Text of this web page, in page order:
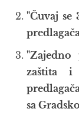
"Čuvaj
zaštita i
sa